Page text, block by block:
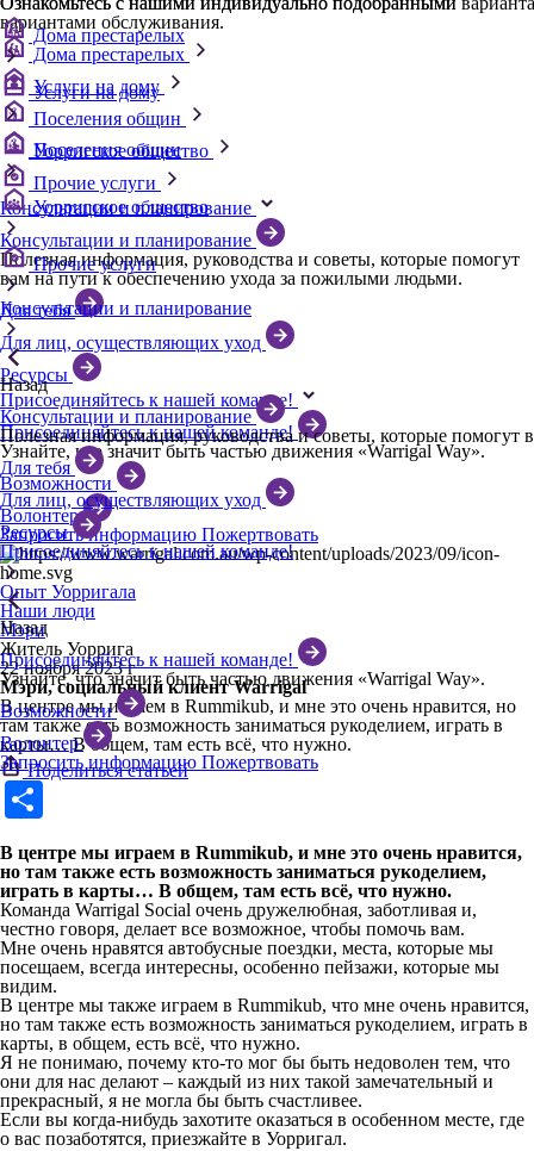
вариантами обслуживания.
Дома престарелых
Услуги на дому
Поселения общин
Уорригское общество
Прочие услуги
Консультации и планирование
Консультации и планирование
Полезная информация, руководства и советы, которые помогут
вам на пути к обеспечению ухода за пожилыми людьми.
Для тебя
Для лиц, осуществляющих уход
Ресурсы
Присоединяйтесь к нашей команде!
Присоединяйтесь к нашей команде!
Узнайте, что значит быть частью движения «Warrigal Way».
Возможности
Волонтер
Запросить информацию Пожертвовать
Дома престарелых
Услуги на дому
Поселения общин
Уорригское общество
Прочие услуги
Консультации и планирование
Назад
Консультации и планирование
Полезная информация, руководства и советы, которые
Для тебя
Для лиц, осуществляющих уход
Ресурсы
Присоединяйтесь к нашей команде!
Назад
Присоединяйтесь к нашей команде!
Узнайте, что значит быть частью движения «Warrigal Way».
Возможности
Волонтер
Запросить информацию Пожертвовать
Опыт Уорригала
Наши люди
Мэри
Житель Уоррига
22 ноября 2023 г
Мэри, социальный клиент Warrigal
В центре мы играем в Rummikub, и мне это очень нравится, но
там также есть возможность заниматься рукоделием, играть в
карты… В общем, там есть всё, что нужно.
Поделиться статьей
В центре мы играем в Rummikub, и мне это очень нравится,
но там также есть возможность заниматься рукоделием,
играть в карты… В общем, там есть всё, что нужно.
Команда Warrigal Social очень дружелюбная, заботливая и,
честно говоря, делает все возможное, чтобы помочь вам.
Мне очень нравятся автобусные поездки, места, которые мы
посещаем, всегда интересны, особенно пейзажи, которые мы
видим.
В центре мы также играем в Rummikub, что мне очень нравится,
но там также есть возможность заниматься рукоделием, играть в
карты, в общем, есть всё, что нужно.
Я не понимаю, почему кто-то мог бы быть недоволен тем, что
они для нас делают – каждый из них такой замечательный и
прекрасный, я не могла бы быть счастливее.
Если вы когда-нибудь захотите оказаться в особенном месте, где
о вас позаботятся, приезжайте в Уорригал.